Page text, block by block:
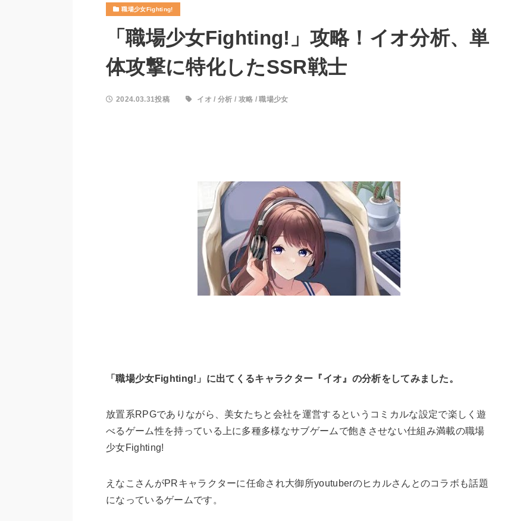
職場少女Fighting!
「職場少女Fighting!」攻略！イオ分析、単
体攻撃に特化したSSR戦士
2024.03.31投稿 イオ /分析 / 攻略 /職場少女
「職場少女Fighting!」に出てくるキャラクター『イオ』の分析をしてみました。
放置系RPGでありながら、美女たちと会社を運営するというコミカルな設定で楽しく遊
べるゲーム性を持っている上に多種多様なサブゲームで飽きさせない仕組み満載の職場
少女Fighting!
えなこさんがPRキャラクターに任命され大御所youtuberのヒカルさんとのコラボも話題
になっているゲームです。